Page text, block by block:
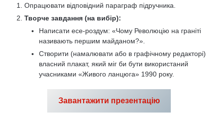
Опрацювати відповідний параграф підручника.
Творче завдання (на вибір):
Написати есе-роздум: «Чому Революцію на граніті
називають першим майданом?».
Створити (намалювати або в графічному редакторі)
власний плакат, який міг би бути використаний
учасниками «Живого ланцюга» 1990 року.
Завантажити презентацію